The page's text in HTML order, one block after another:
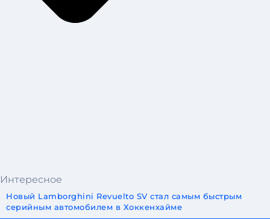
Интересное
Новый Lamborghini Revuelto SV стал самым быстрым
серийным автомобилем в Хоккенхайме